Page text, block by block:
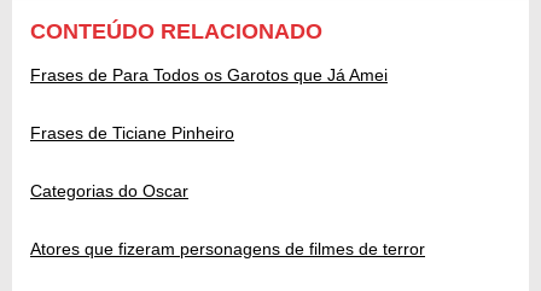
CONTEÚDO RELACIONADO
Frases de Para Todos os Garotos que Já Amei
Frases de Ticiane Pinheiro
Categorias do Oscar
Atores que fizeram personagens de filmes de terror